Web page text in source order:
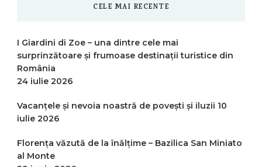
CELE MAI RECENTE
I Giardini di Zoe – una dintre cele mai
surprinzătoare și frumoase destinații turistice din
România
24 iulie 2026
Vacanțele și nevoia noastră de povești și iluzii 10
iulie 2026
Florența văzută de la înălțime – Bazilica San Miniato
al Monte